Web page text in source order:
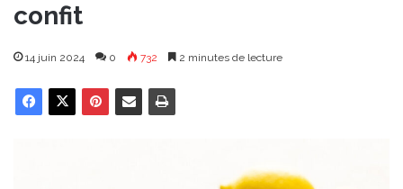
confit
14 juin 2024 0 732 2 minutes de lecture